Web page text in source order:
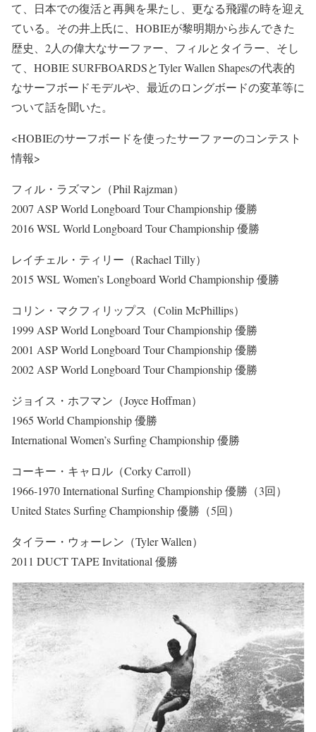
て、日本での復活と再興を果たし、更なる飛躍の時を迎え
ている。その井上氏に、HOBIEが黎明期から歩んできた
歴史、2人の偉大なサーファー、フィルとタイラー、そし
て、HOBIE SURFBOARDSとTyler Wallen Shapesの代表的
なサーフボードモデルや、最近のロングボードの変革等に
ついて話を聞いた。
<HOBIEのサーフボードを使ったサーファーのコンテスト
情報>
フィル・ラズマン（Phil Rajzman）
2007 ASP World Longboard Tour Championship 優勝
2016 WSL World Longboard Tour Championship 優勝
レイチェル・ティリー（Rachael Tilly）
2015 WSL Women’s Longboard World Championship 優勝
コリン・マクフィリップス（Colin McPhillips）
1999 ASP World Longboard Tour Championship 優勝
2001 ASP World Longboard Tour Championship 優勝
2002 ASP World Longboard Tour Championship 優勝
ジョイス・ホフマン（Joyce Hoffman）
1965 World Championship 優勝
International Women’s Surfing Championship 優勝
コーキー・キャロル（Corky Carroll）
1966-1970 International Surfing Championship 優勝（3回）
United States Surfing Championship 優勝（5回）
タイラー・ウォーレン（Tyler Wallen）
2011 DUCT TAPE Invitational 優勝